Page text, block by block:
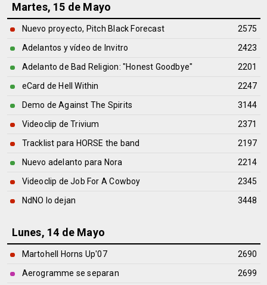
Martes, 15 de Mayo
Nuevo proyecto, Pitch Black Forecast
2575
Adelantos y vídeo de Invitro
2423
Adelanto de Bad Religion: "Honest Goodbye"
2201
eCard de Hell Within
2247
Demo de Against The Spirits
3144
Videoclip de Trivium
2371
Tracklist para HORSE the band
2197
Nuevo adelanto para Nora
2214
Videoclip de Job For A Cowboy
2345
NdNO lo dejan
3448
Lunes, 14 de Mayo
Martohell Horns Up'07
2690
Aerogramme se separan
2699